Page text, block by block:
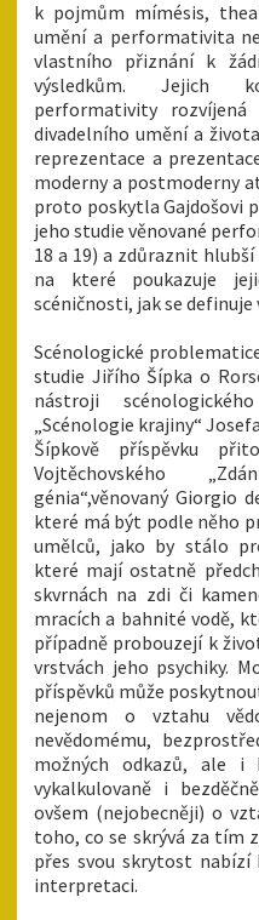
k pojmům mímésis,
umění a performativita
vlastního přiznání k
výsledkům. Jejich
performativity
divadelního umění a
reprezentace a
moderny a postmoderny
proto poskytla Gajdošovi
jeho studie věnované
18 a 19) a zdůraznit
na které poukazuje
scéničnosti, jak se definuje
Scénologické
studie Jiřího Šípka o
nástroji
„Scénologie krajiny“
Šípkově příspěvku
Vojtěchovského
génia“,věnovaný Giorgio
které má být podle něho
umělců, jako by stálo
které mají ostatně
skvrnách na zdi či
mracích a bahnité vodě,
případně probouzejí k
vrstvách jeho psychiky.
příspěvků může
nejenom o vztahu
nevědomému,
možných odkazů, ale i
vykalkulovaně i
ovšem (nejobecněji) o
toho, co se skrývá za tím
přes svou skrytost
interpretaci.